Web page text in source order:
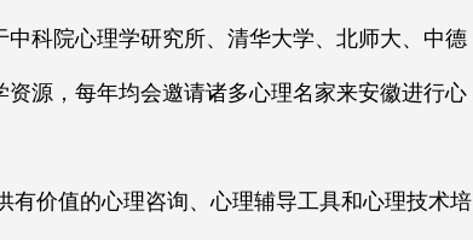
科院心理学研究所、清华大学、北师大、中德
源，每年均会邀请诸多心理名家来安徽进行心
价值的心理咨询、心理辅导工具和心理技术培